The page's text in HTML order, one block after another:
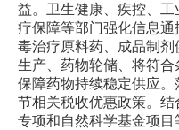
益。卫生健康、疾控、
疗保障等部门强化信息
毒治疗原料药、成品制
生产、药物轮储、将符
保障药物持续稳定供应
节相关税收优惠政策。
专项和自然科学基金项